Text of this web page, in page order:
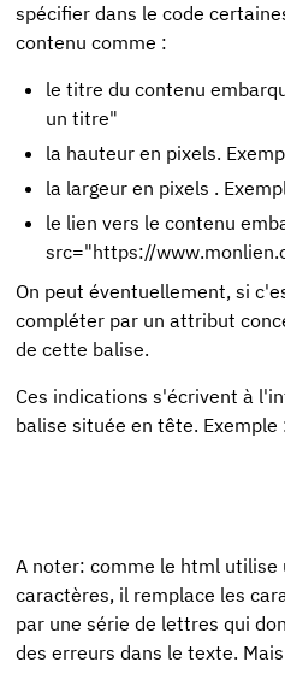
spécifier dans le code
contenu comme :
le titre du contenu
un titre"
la hauteur en pixels.
la largeur en pixels .
le lien vers le contenu
src="https://
On peut éventuellement, si
compléter par un attribut
de cette balise.
Ces indications s'écrivent à
balise située en tête. Exemple
A noter: comme le html
caractères, il remplace les
par une série de lettres qui
des erreurs dans le texte.